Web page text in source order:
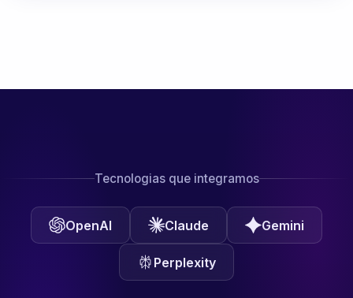
Tecnologias que integramos
OpenAI Claude Gemini
Perplexity